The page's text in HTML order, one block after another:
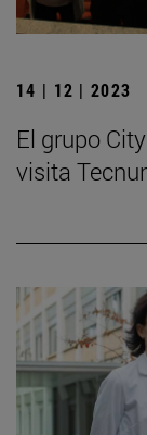
14 | 12 | 2023
El grupo
visita